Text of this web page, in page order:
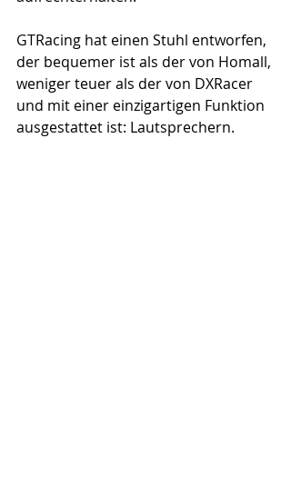
GTRacing hat einen Stuhl entworfen,
der bequemer ist als der von Homall,
weniger teuer als der von DXRacer
und mit einer einzigartigen Funktion
ausgestattet ist: Lautsprechern.